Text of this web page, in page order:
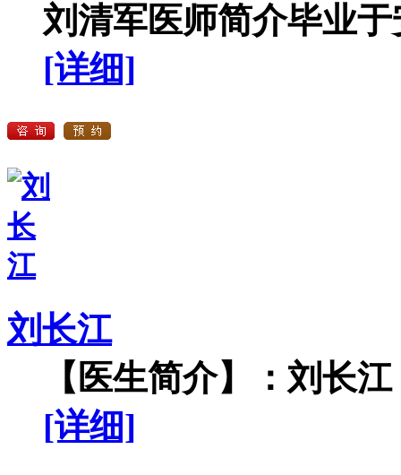
刘清军医师简介毕业
[详细]
刘长江
【医生简介】：刘长
[详细]